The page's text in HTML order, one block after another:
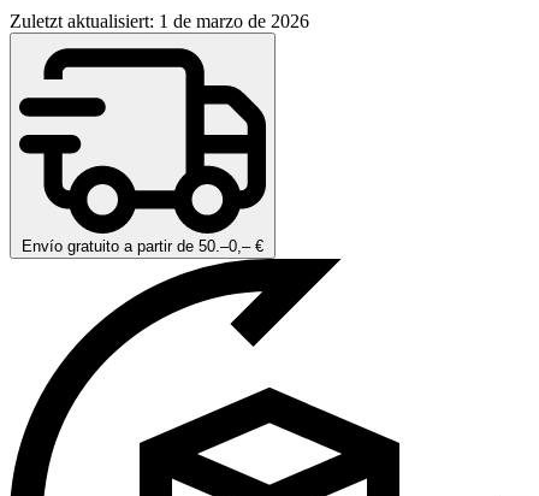
Zuletzt aktualisiert: 1 de marzo de 2026
Envío gratuito a partir de 50.–0,– €